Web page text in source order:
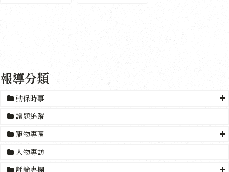
報導分類
動保時事
議題追蹤
寵物專區
人物專訪
評論專欄